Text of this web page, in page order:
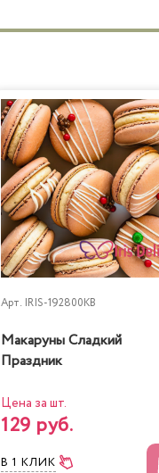
Арт. IRIS-192800KB
Макаруны Сладкий
Праздник
Цена за шт.
129 руб.
В 1 КЛИК